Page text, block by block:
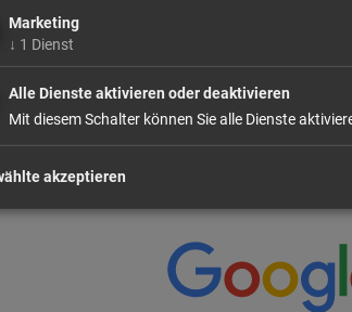
weiter
Marketing
↓ 1 Dienst
Alle Dienste aktivieren oder deaktivieren
Mit diesem Schalter können Sie alle Dienste
akzeptieren